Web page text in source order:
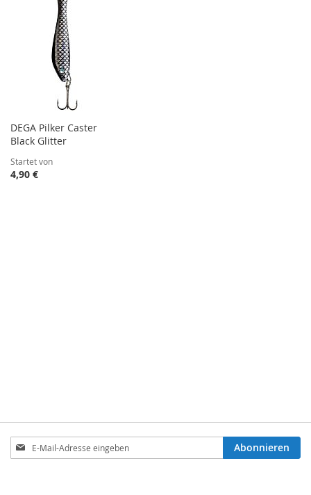
DEGA Pilker Caster
Black Glitter
Startet von
4,90 €
Anmeldung
zum
Abonnieren